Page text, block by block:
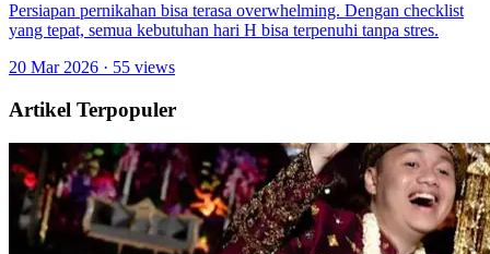
Persiapan pernikahan bisa terasa overwhelming. Dengan checklist
yang tepat, semua kebutuhan hari H bisa terpenuhi tanpa stres.
20 Mar 2026 · 55 views
Artikel Terpopuler